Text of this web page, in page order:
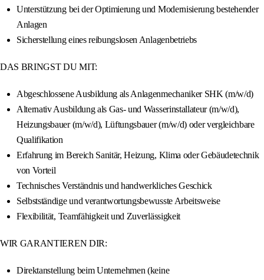
Unterstützung bei der Optimierung und Modernisierung bestehender
Anlagen
Sicherstellung eines reibungslosen Anlagenbetriebs
DAS BRINGST DU MIT:
Abgeschlossene Ausbildung als Anlagenmechaniker SHK (m/w/d)
Alternativ Ausbildung als Gas- und Wasserinstallateur (m/w/d),
Heizungsbauer (m/w/d), Lüftungsbauer (m/w/d) oder vergleichbare
Qualifikation
Erfahrung im Bereich Sanitär, Heizung, Klima oder Gebäudetechnik
von Vorteil
Technisches Verständnis und handwerkliches Geschick
Selbstständige und verantwortungsbewusste Arbeitsweise
Flexibilität, Teamfähigkeit und Zuverlässigkeit
WIR GARANTIEREN DIR:
Direktanstellung beim Unternehmen (keine